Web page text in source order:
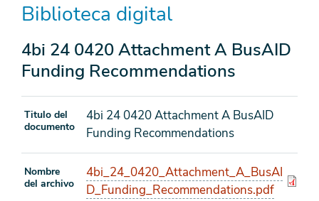
Biblioteca digital
4bi 24 0420 Attachment A BusAID
Funding Recommendations
Titulo del
documento
4bi 24 0420 Attachment A BusAID
Funding Recommendations
Nombre
del archivo
4bi_24_0420_Attachment_A_BusAI
D_Funding_Recommendations.pdf